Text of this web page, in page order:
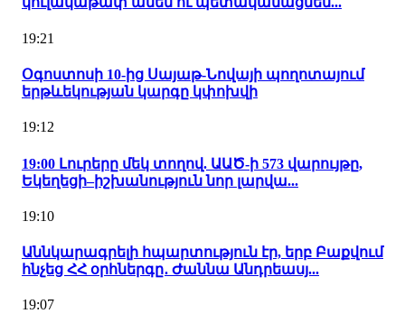
19:21
Օգոստոսի 10-ից Սայաթ-Նովայի պողոտայում
երթևեկության կարգը կփոխվի
19:12
19:00 Լուրերը մեկ տողով. ԱԱԾ-ի 573 վարույթը,
Եկեղեցի–իշխանություն նոր լարվա...
19:10
Աննկարագրելի հպարտություն էր, երբ Բաքվում
հնչեց ՀՀ օրհներգը․ Ժաննա Անդրեասյ...
19:07